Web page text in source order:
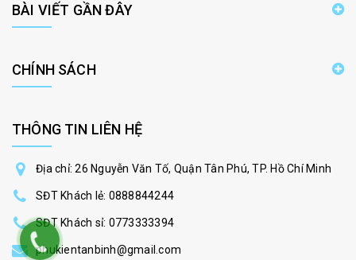
BÀI VIẾT GẦN ĐÂY
CHÍNH SÁCH
THÔNG TIN LIÊN HỆ
Địa chỉ: 26 Nguyễn Văn Tố, Quận Tân Phú, TP. Hồ Chí Minh
SĐT Khách lẻ: 0888844244
SĐT Khách sỉ: 0773333394
phukientanbinh@gmail.com